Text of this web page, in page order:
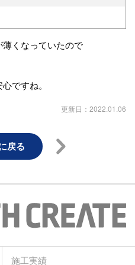
くなっていたので
ですね。
更新日：2022.01.06
戻る
施工実績